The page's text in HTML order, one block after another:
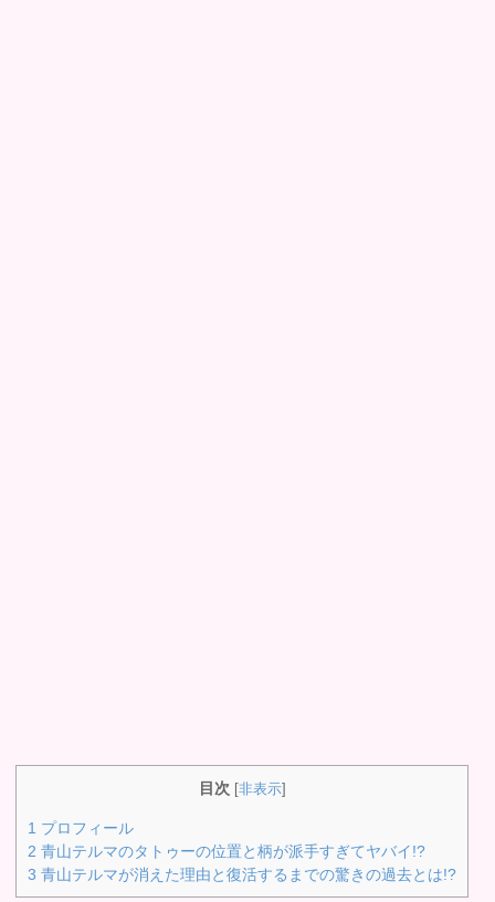
目次 [非表示]
1 プロフィール
2 青山テルマのタトゥーの位置と柄が派手すぎてヤバイ!?
3 青山テルマが消えた理由と復活するまでの驚きの過去とは!?